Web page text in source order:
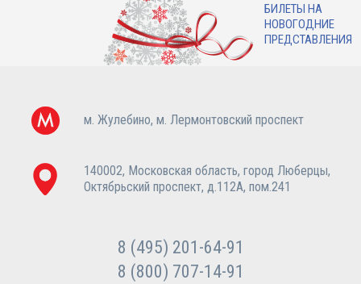
БИЛЕТЫ НА
НОВОГОДНИЕ
ПРЕДСТАВЛЕНИЯ
м. Жулебино, м. Лермонтовский проспект
140002, Московская область, город Люберцы,
Октябрьский проспект, д.112А, пом.241
8 (495) 201-64-91
8 (800) 707-14-91